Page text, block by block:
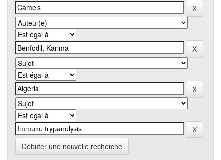
Débuter une nouvelle recherche